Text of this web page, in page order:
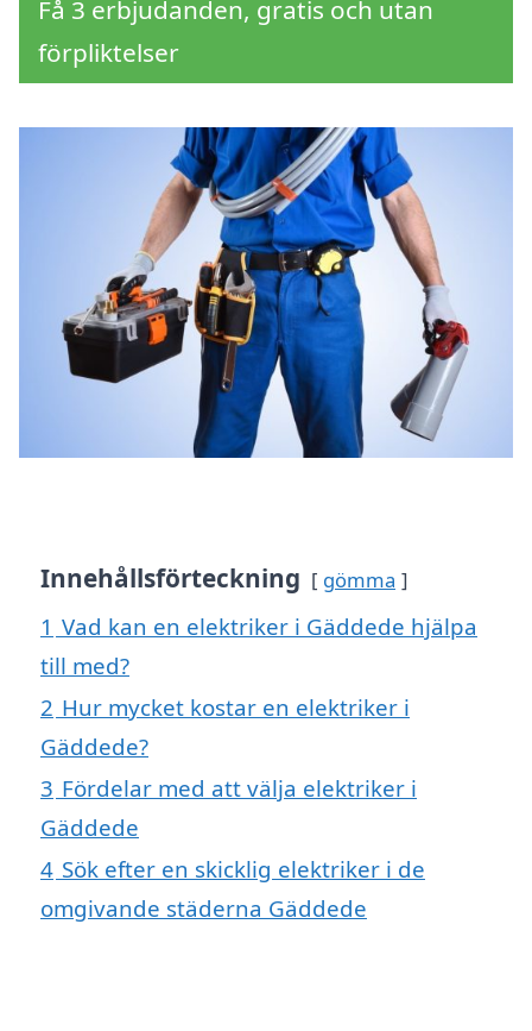
Få 3 erbjudanden, gratis och utan
förpliktelser
Innehållsförteckning gömma
1 Vad kan en elektriker i Gäddede hjälpa
till med?
2 Hur mycket kostar en elektriker i
Gäddede?
3 Fördelar med att välja elektriker i
Gäddede
4 Sök efter en skicklig elektriker i de
omgivande städerna Gäddede